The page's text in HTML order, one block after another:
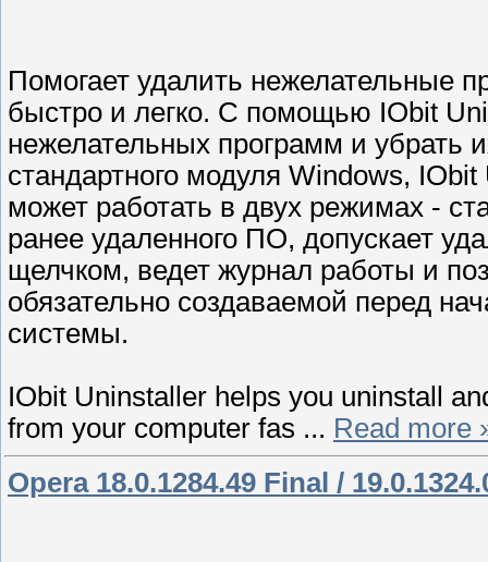
Помогает удалить нежелательные
быстро и легко. С помощью IObit
нежелательных программ и убрать
стандартного модуля Windows,
может работать в двух режимах -
ранее удаленного ПО, допускает
щелчком, ведет журнал работы и
обязательно создаваемой перед
системы.
IObit Uninstaller helps you uninstall
from your computer fas ... Read more
Opera 18.0.1284.49 Final /